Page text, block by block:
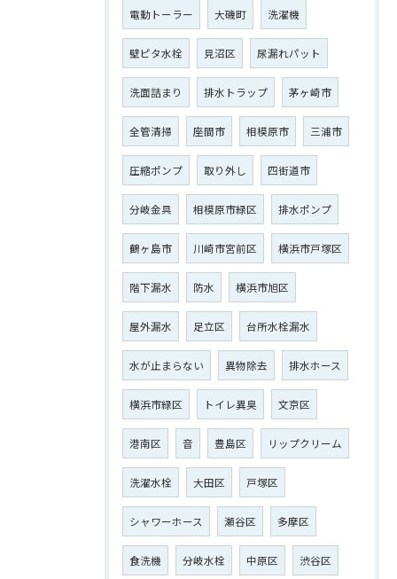
電動トーラー 大磯町 洗濯機
壁ピタ水栓 見沼区 尿漏れパット
洗面詰まり 排水トラップ 茅ヶ崎市
全管清掃 座間市 相模原市 三浦市
圧縮ポンプ 取り外し 四街道市
分岐金具 相模原市緑区 排水ポンプ
鶴ヶ島市 川崎市宮前区 横浜市戸塚区
階下漏水 防水 横浜市旭区
屋外漏水 足立区 台所水栓漏水
水が止まらない 異物除去 排水ホース
横浜市緑区 トイレ異臭 文京区
港南区 音 豊島区 リップクリーム
洗濯水栓 大田区 戸塚区
シャワーホース 瀬谷区 多摩区
食洗機 分岐水栓 中原区 渋谷区